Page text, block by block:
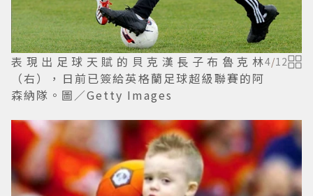
表現出足球天賦的貝克漢長子布魯克林
（右），日前已簽給英格蘭足球超級聯賽的阿
森納隊。圖／Getty Images
4/12